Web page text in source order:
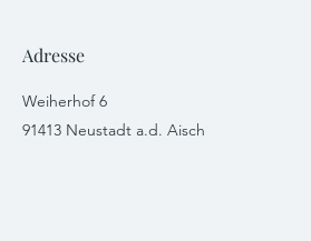
Adresse
Weiherhof 6
91413 Neustadt a.d. Aisch